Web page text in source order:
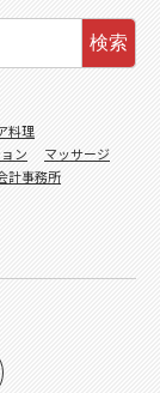
検索
料理
ン
マッサージ
計事務所